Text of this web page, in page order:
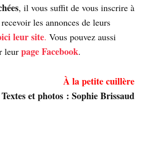
, il vous suffit de vous inscrire à
les annonces de leurs
leur site. Vous pouvez aussi
leur page Facebook.
À la petite cuillère
Textes et photos : Sophie Brissaud